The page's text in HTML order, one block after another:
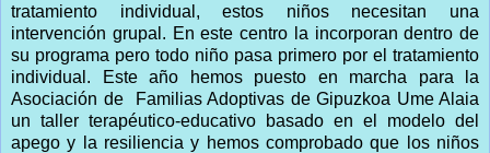
tratamiento individual, estos niños necesitan una
intervención grupal. En este centro la incorporan dentro de
su programa pero todo niño pasa primero por el tratamiento
individual. Este año hemos puesto en marcha para la
Asociación de Familias Adoptivas de Gipuzkoa Ume Alaia
un taller terapéutico-educativo basado en el modelo del
apego y la resiliencia y hemos comprobado que los niños